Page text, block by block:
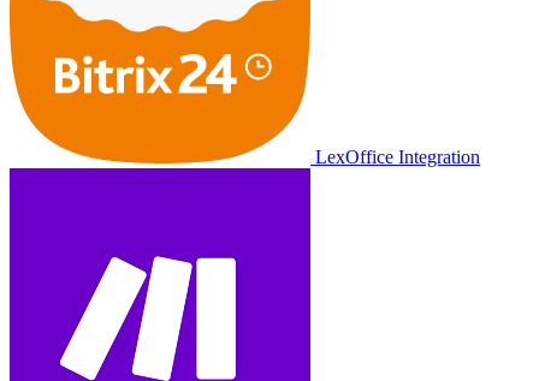
LexOffice Integration